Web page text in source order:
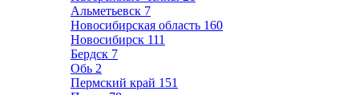
Альметьевск 7
Новосибирская область 160
Новосибирск 111
Бердск 7
Обь 2
Пермский край 151